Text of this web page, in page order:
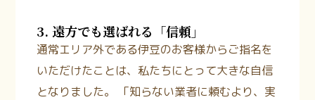
3. 遠方でも選ばれる「信頼」
通常エリア外である伊豆のお客様からご指名を
いただけたことは、私たちにとって大きな自信
となりました。 「知らない業者に頼むより、実